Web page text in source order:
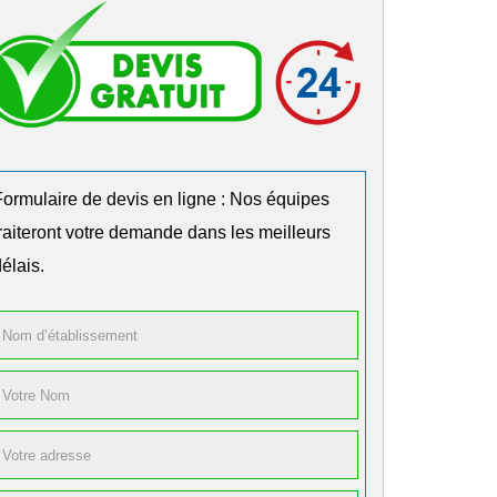
de devis en ligne : Nos équipes
votre demande dans les meilleurs